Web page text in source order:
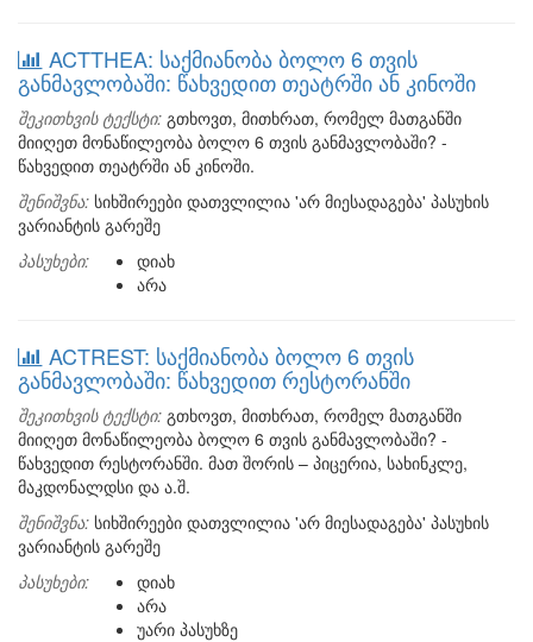
ACTTHEA: საქმიანობა ბოლო 6 თვის
განმავლობაში: წახვედით თეატრში ან კინოში
შეკითხვის ტექსტი: გთხოვთ, მითხრათ, რომელ მათგანში
მიიღეთ მონაწილეობა ბოლო 6 თვის განმავლობაში? -
წახვედით თეატრში ან კინოში.
შენიშვნა: სიხშირეები დათვლილია 'არ მიესადაგება' პასუხის
ვარიანტის გარეშე
პასუხები:
დიახ
არა
ACTREST: საქმიანობა ბოლო 6 თვის
განმავლობაში: წახვედით რესტორანში
შეკითხვის ტექსტი: გთხოვთ, მითხრათ, რომელ მათგანში
მიიღეთ მონაწილეობა ბოლო 6 თვის განმავლობაში? -
წახვედით რესტორანში. მათ შორის – პიცერია, სახინკლე,
მაკდონალდსი და ა.შ.
შენიშვნა: სიხშირეები დათვლილია 'არ მიესადაგება' პასუხის
ვარიანტის გარეშე
პასუხები:
დიახ
არა
უარი პასუხზე